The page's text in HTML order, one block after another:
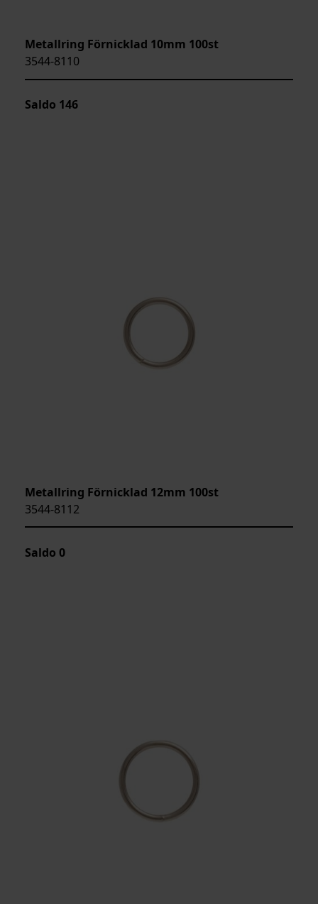
Metallring Förnicklad 10mm 100st
3544-8110
Saldo 146
Metallring Förnicklad 12mm 100st
3544-8112
Saldo 0